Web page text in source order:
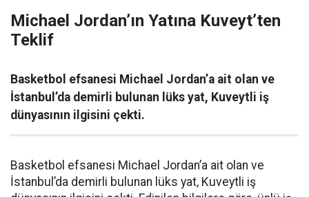
Michael Jordan’ın Yatına Kuveyt’ten
Teklif
Basketbol efsanesi Michael Jordan’a ait olan ve
İstanbul’da demirli bulunan lüks yat, Kuveytli iş
dünyasının ilgisini çekti.
Basketbol efsanesi Michael Jordan’a ait olan ve
İstanbul’da demirli bulunan lüks yat, Kuveytli iş